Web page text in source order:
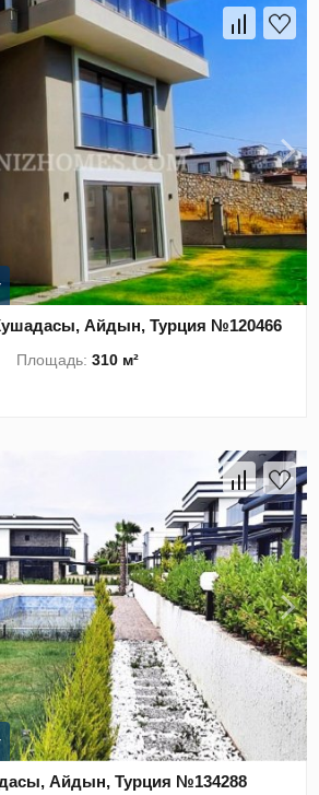
Айдын, Турция №120466
Площадь:310 м²
Айдын, Турция №134288